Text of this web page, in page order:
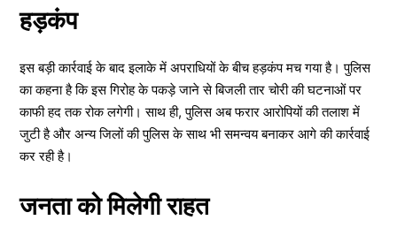
हड़कंप
इस बड़ी कार्रवाई के बाद इलाके में अपराधियों के बीच हड़कंप मच गया है। पुलिस
का कहना है कि इस गिरोह के पकड़े जाने से बिजली तार चोरी की घटनाओं पर
काफी हद तक रोक लगेगी। साथ ही, पुलिस अब फरार आरोपियों की तलाश में
जुटी है और अन्य जिलों की पुलिस के साथ भी समन्वय बनाकर आगे की कार्रवाई
कर रही है।
जनता को मिलेगी राहत